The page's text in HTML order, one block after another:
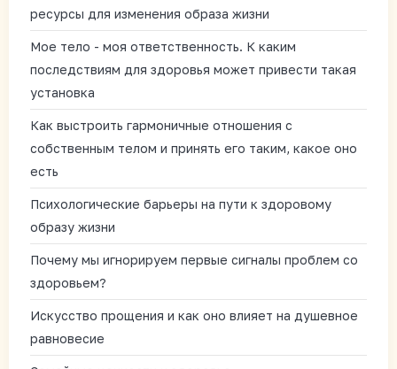
ресурсы для изменения образа жизни
Мое тело - моя ответственность. К каким
последствиям для здоровья может привести такая
установка
Как выстроить гармоничные отношения с
собственным телом и принять его таким, какое оно
есть
Психологические барьеры на пути к здоровому
образу жизни
Почему мы игнорируем первые сигналы проблем со
здоровьем?
Искусство прощения и как оно влияет на душевное
равновесие